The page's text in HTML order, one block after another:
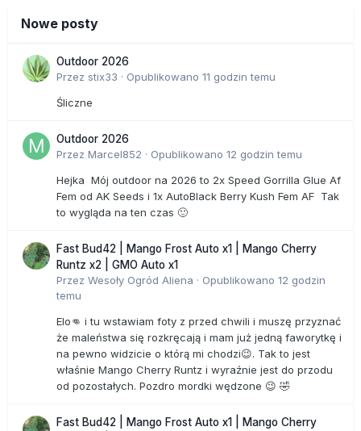
Nowe posty
Outdoor 2026
Przez stix33 · Opublikowano 11 godzin temu
Śliczne
Outdoor 2026
Przez Marcel852 · Opublikowano 12 godzin temu
Hejka Mój outdoor na 2026 to 2x Speed Gorrilla Glue Af
Fem od AK Seeds i 1x AutoBlack Berry Kush Fem AF Tak
to wygląda na ten czas 🙂
Fast Bud42 | Mango Frost Auto x1 | Mango Cherry
Runtz x2 | GMO Auto x1
Przez Wesoły Ogród Aliena · Opublikowano 12 godzin
temu
Elo👊 i tu wstawiam foty z przed chwili i muszę przyznać
że maleństwa się rozkręcają i mam już jedną faworytkę i
na pewno widzicie o którą mi chodzi😉. Tak to jest
właśnie Mango Cherry Runtz i wyraźnie jest do przodu
od pozostałych. Pozdro mordki wędzone 😉 🤣
Fast Bud42 | Mango Frost Auto x1 | Mango Cherry